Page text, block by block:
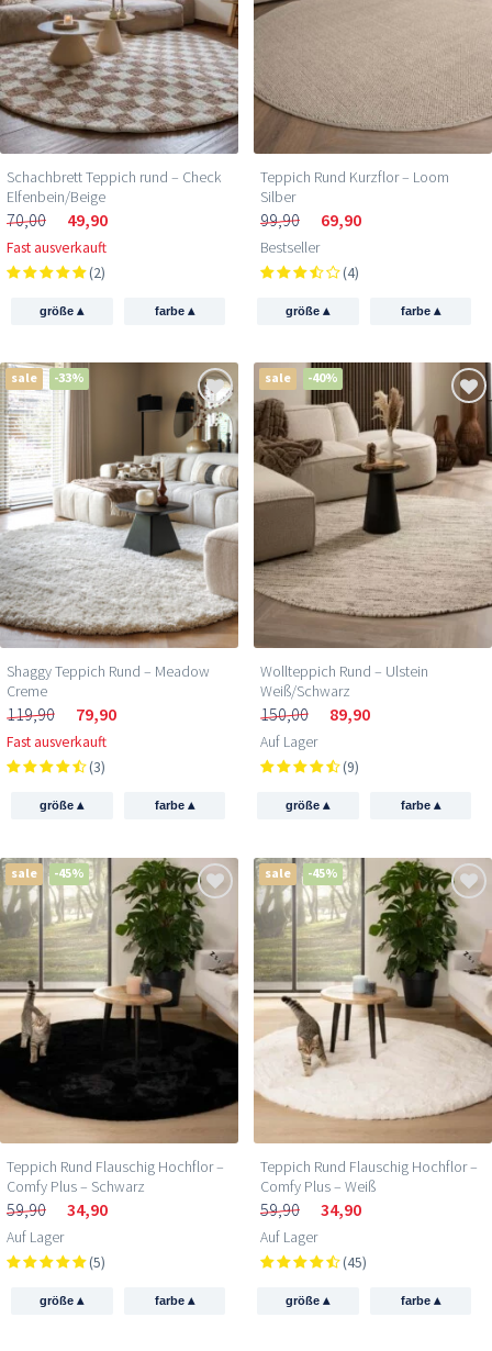
Schachbrett Teppich rund – Check
Elfenbein/Beige
70,00 49,90
Fast ausverkauft
(2)
größe▴ farbe ▴
Teppich Rund Kurzflor – Loom
Silber
99,90 69,90
Bestseller
(4)
größe▴ farbe ▴
sale -33%
Shaggy Teppich Rund – Meadow
Creme
119,90 79,90
Fast ausverkauft
(3)
größe▴ farbe ▴
sale -40%
Wollteppich Rund – Ulstein
Weiß/Schwarz
150,00 89,90
Auf Lager
(9)
größe▴ farbe ▴
sale -45%
Teppich Rund Flauschig Hochflor –
Comfy Plus – Schwarz
59,90 34,90
Auf Lager
(5)
größe▴ farbe ▴
sale -45%
Teppich Rund Flauschig Hochflor –
Comfy Plus – Weiß
59,90 34,90
Auf Lager
(45)
größe▴ farbe ▴